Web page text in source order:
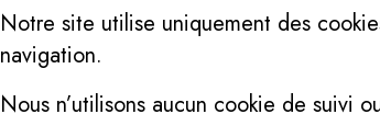
Notre site utilise uniquement des
navigation.
Nous n’utilisons aucun cookie de suivi